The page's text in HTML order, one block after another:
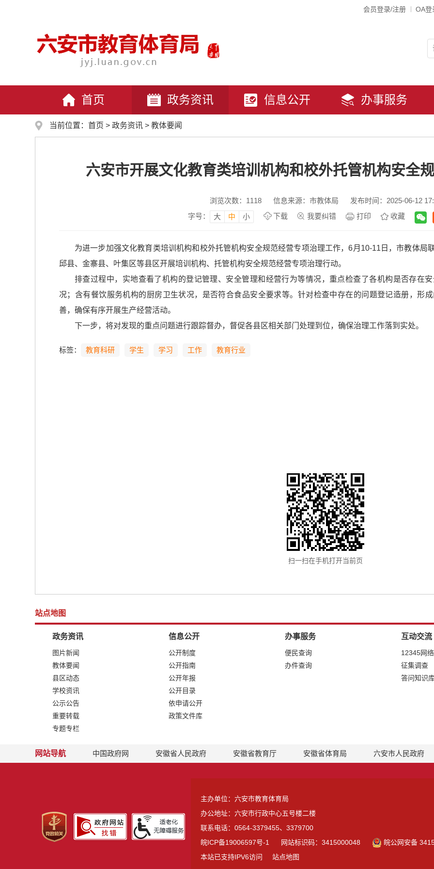
会员登录/注册 OA登
首页 政务资讯 信息公开 办事服务
当前位置： 首页 > 政务资讯 > 教体要闻
六安市开展文化教育类培训机构和校外托管机构安全
浏览次数： 1118 信息来源：市教体局
发布时间：2025-06-12
字号：
大 中 小 下载 我要纠错 打印 收藏
为进一步加强文化教育类培训机构和校外托管机构安全规范经营专项治理工作，6月10-11日，市教体局
邱县、金寨县、叶集区等县区开展培训机构、托管机构安全规范经营专项治理行动。
排查过程中，实地查看了机构的登记管理、安全管理和经营行为等情况，重点检查了各机构是否存在
况；含有餐饮服务机构的厨房卫生状况，是否符合食品安全要求等。针对检查中存在的问题登记造册，形
善，确保有序开展生产经营活动。
下一步，将对发现的重点问题进行跟踪督办，督促各县区相关部门处理到位，确保治理工作落到实处。
标签： 教育科研 学生 学习 工作 教育行业
扫一扫在手机打开当前页
站点地图
政务资讯
图片新闻
教体要闻
县区动态
学校资讯
公示公告
重要转载
专题专栏
信息公开
公开制度
公开指南
公开年报
公开目录
依申请公开
政策文件库
办事服务
便民查询
办件查询
互动交流
12345网
征集调查
答问知识
网站导航 中国政府网 安徽省人民政府 安徽省教育厅 安徽省体育局 六安市人民政府
主办单位：六安市教育体育局
办公地址：六安市行政中心五号楼二楼
联系电话：0564-3379455、3379700
皖ICP备19006597号-1
网站标识码：3415000048
皖公网安备
本站已支持IPV6访问
站点地图